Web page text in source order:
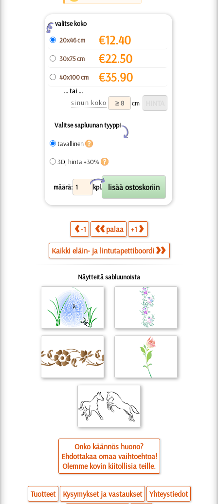
Zvalitse koko
20x46 cm
€12.40
30x75 cm €22.50
40x100 cm €35.90
... tai ...
sinun koko
cm
Valitse sapluunan tyyppi
Y
tavallinen
3D, hinta +30%
määrä: kpl.
X
-1 palaa +1
Kaikki eläin- ja lintutapettiboordi
Näytteitä sabluunoista
Onko käännös huono?
Ehdottakaa omaa vaihtoehtoa!
Olemme kovin kiitollisia teille.
Tuotteet Kysymykset ja vastaukset Yhteystiedot